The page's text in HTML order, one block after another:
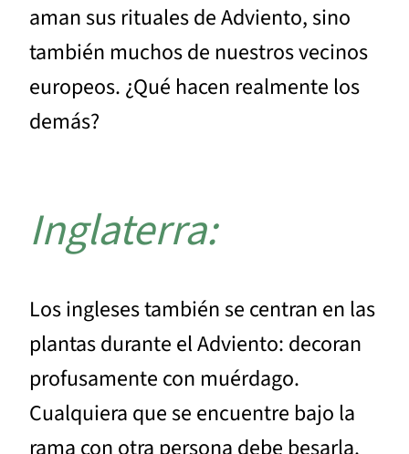
aman sus rituales de Adviento, sino
también muchos de nuestros vecinos
europeos. ¿Qué hacen realmente los
demás?
Inglaterra:
Los ingleses también se centran en las
plantas durante el Adviento: decoran
profusamente con muérdago.
Cualquiera que se encuentre bajo la